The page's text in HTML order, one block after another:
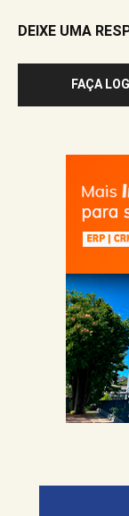
DEIXE UMA
FAÇA